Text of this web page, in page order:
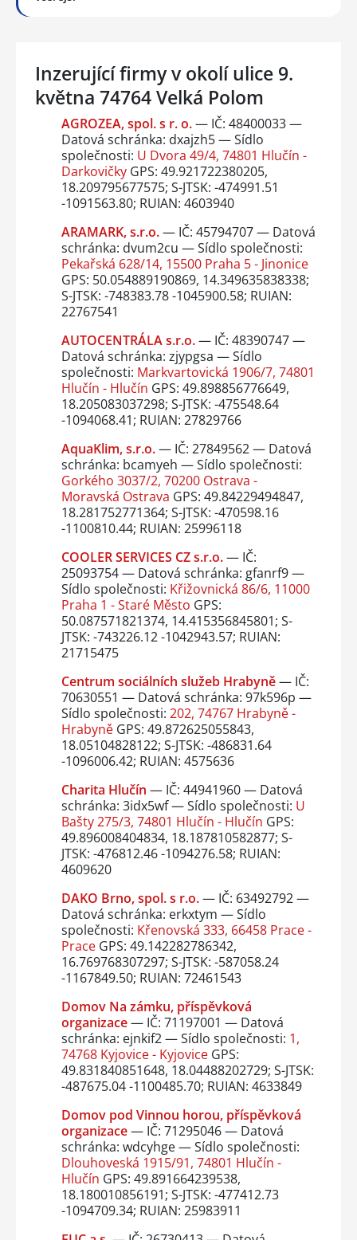
Inzerující firmy v okolí ulice 9.
května 74764 Velká Polom
AGROZEA, spol. s r. o.— IČ: 48400033 —
Datová schránka: dxajzh5 — Sídlo
společnosti: U Dvora 49/4, 74801 Hlučín -
DarkovičkyGPS: 49.921722380205,
18.209795677575; S-JTSK: -474991.51
-1091563.80; RUIAN: 4603940
ARAMARK, s.r.o.— IČ: 45794707 — Datová
schránka: dvum2cu — Sídlo společnosti:
Pekařská 628/14, 15500 Praha 5 - Jinonice
GPS: 50.054889190869, 14.349635838338;
S-JTSK: -748383.78 -1045900.58; RUIAN:
22767541
AUTOCENTRÁLA s.r.o.— IČ: 48390747 —
Datová schránka: zjypgsa — Sídlo
společnosti: Markvartovická 1906/7, 74801
Hlučín - Hlučín GPS: 49.898856776649,
18.205083037298; S-JTSK: -475548.64
-1094068.41; RUIAN: 27829766
AquaKlim, s.r.o.— IČ: 27849562 — Datová
schránka: bcamyeh — Sídlo společnosti:
Gorkého 3037/2, 70200 Ostrava -
Moravská Ostrava GPS: 49.84229494847,
18.281752771364; S-JTSK: -470598.16
-1100810.44; RUIAN: 25996118
COOLER SERVICES CZ s.r.o.— IČ:
25093754 — Datová schránka: gfanrf9 —
Sídlo společnosti: Křižovnická 86/6, 11000
Praha 1 - Staré Město GPS:
50.087571821374, 14.415356845801; S-
JTSK: -743226.12 -1042943.57; RUIAN:
21715475
Centrum sociálních služeb Hrabyně— IČ:
70630551 — Datová schránka: 97k596p —
Sídlo společnosti: 202, 74767 Hrabyně -
HrabyněGPS: 49.872625055843,
18.05104828122; S-JTSK: -486831.64
-1096006.42; RUIAN: 4575636
Charita Hlučín — IČ: 44941960 — Datová
schránka: 3idx5wf — Sídlo společnosti: U
Bašty 275/3, 74801 Hlučín - Hlučín GPS:
49.896008404834, 18.187810582877; S-
JTSK: -476812.46 -1094276.58; RUIAN:
4609620
DAKO Brno, spol. s r.o.— IČ: 63492792 —
Datová schránka: erkxtym — Sídlo
společnosti: Křenovská 333, 66458 Prace -
PraceGPS: 49.142282786342,
16.769768307297; S-JTSK: -587058.24
-1167849.50; RUIAN: 72461543
Domov Na zámku, příspěvková
organizace— IČ: 71197001 — Datová
schránka: ejnkif2 — Sídlo společnosti: 1,
74768 Kyjovice - KyjoviceGPS:
49.831840851648, 18.04488202729; S-JTSK:
-487675.04 -1100485.70; RUIAN: 4633849
Domov pod Vinnou horou, příspěvková
organizace— IČ: 71295046 — Datová
schránka: wdcyhge — Sídlo společnosti:
Dlouhoveská 1915/91, 74801 Hlučín -
Hlučín GPS: 49.891664239538,
18.180010856191; S-JTSK: -477412.73
-1094709.34; RUIAN: 25983911